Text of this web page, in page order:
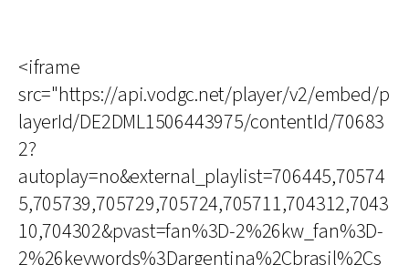
<iframe
src="https://api.vodgc.net/player/v2/embed/p
layerId/DE2DML1506443975/contentId/70683
2?
autoplay=no&external_playlist=706445,70574
5,705739,705729,705724,705711,704312,7043
10,704302&pvast=fan%3D-2%26kw_fan%3D-
2%26keywords%3Dargentina%2Cbrasil%2Cs